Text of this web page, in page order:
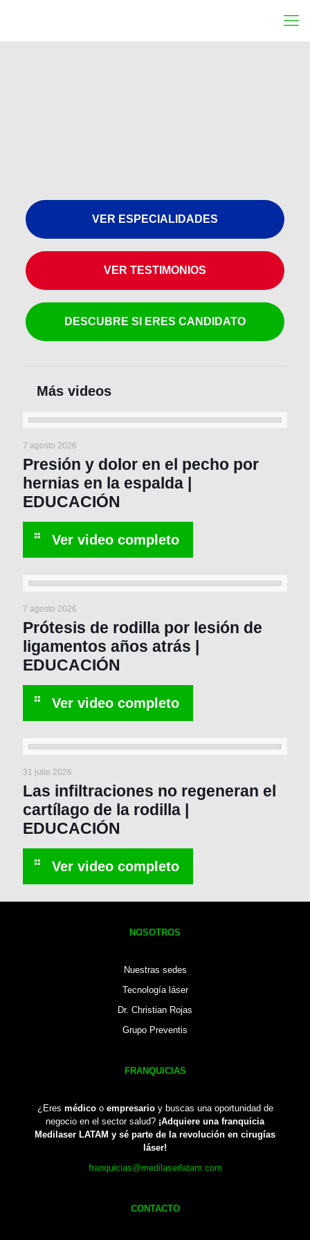
VER ESPECIALIDADES
VER TESTIMONIOS
DESCUBRE SI ERES CANDIDATO
7 agosto 2026
Presión y dolor en el pecho por
hernias en la espalda |
EDUCACIÓN
7 agosto 2026
Prótesis de rodilla por lesión de
ligamentos años atrás |
EDUCACIÓN
31 julio 2026
Las infiltraciones no regeneran el
cartílago de la rodilla |
EDUCACIÓN
NOSOTROS
Nuestras sedes
Tecnología láser
Dr. Christian Rojas
Grupo Preventis
FRANQUICIAS
¿Eres médicoo empresarioy buscas una oportunidad de
negocio en el sector salud? ¡Adquiere una franquicia
Medilaser LATAM y sé parte de la revolución en cirugías
láser!
franquicias@medilaserlatam.com
CONTACTO